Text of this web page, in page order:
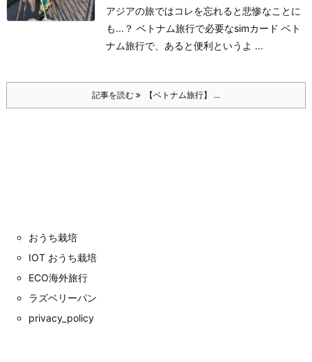
アジアの旅ではコレを忘れると悲惨なことに
も...？ ベトナム旅行で必要なsimカード ベト
ナム旅行で、あると便利というよ ...
記事を読む 【ベトナム旅行】 ...
おうち栽培
IOT おうち栽培
ECO海外旅行
ラズベリーパン
privacy_policy